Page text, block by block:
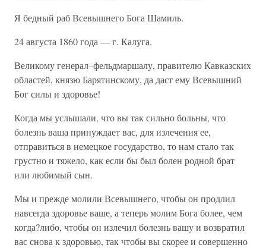
Я бедный раб Всевышнего Бога Шамиль.
24 августа 1860 года — г. Калуга.
Великому генерал–фельдмаршалу, правителю Кавказских
областей, князю Барятинскому, да даст ему Всевышний
Бог силы и здоровье!
Когда мы услышали, что вы так сильно больны, что
болезнь ваша принуждает вас, для излечения ее,
отправиться в немецкое государство, то нам стало так
грустно и тяжело, как если бы был болен родной брат
или любимый сын.
Мы и прежде молили Всевышнего, чтобы он продлил
навсегда здоровье ваше, а теперь молим Бога более, чем
когда?либо, чтобы он излечил болезнь вашу и возвратил
вас снова к здоровью, так чтобы вы скорее и совершенно